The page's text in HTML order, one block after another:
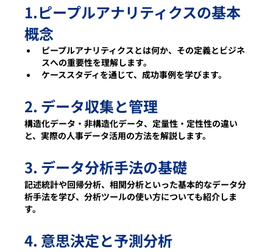
1.ピープルアナリティクスの基本
概念
ピープルアナリティクスとは何か、その定義とビジネ
スへの重要性を理解します。
ケーススタディを通じて、成功事例を学びます。
2. データ収集と管理
構造化データ・非構造化データ、定量性・定性性の違い
と、実際の人事データ活用の方法を解説します。
3. データ分析手法の基礎
記述統計や回帰分析、相関分析といった基本的なデータ分
析手法を学び、分析ツールの使い方についても紹介しま
す。
4. 意思決定と予測分析